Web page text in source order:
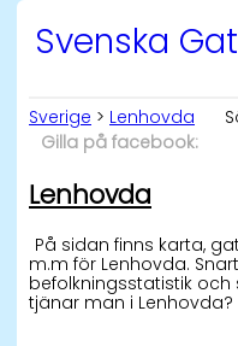
Svenska
Sverige > Lenhovda
Gilla på facebook:
Lenhovda
På sidan finns karta,
m.m för Lenhovda.
befolkningsstatistik
tjänar man i Lenhovda?